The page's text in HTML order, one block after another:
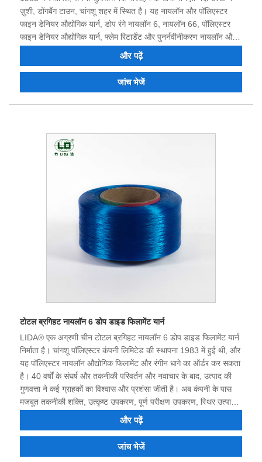
ज़ुशी, डोंगबैंग टाउन, चांगशू शहर में स्थित है। यह नायलॉन और पॉलिएस्टर
फाइन डेनियर औद्योगिक यार्न, डोप रंगे नायलॉन 6, नायलॉन 66, पॉलिएस्टर
फाइन डेनियर औद्योगिक यार्न, फ्लेम रिटार्डेंट और पुनर्नवीनीकरण नायलॉन और
पॉलिएस्टर फिलामेंट को एकीकृत करने वाला निर्माता है। आप पॉलिएस्टर नायलॉन
औद्योगिक फिलामेंट और रंगीन यार्न ऑर्डर कर सकते हैं। आशा है कि आपके साथ
और पढ़ें
जांच भेजें
टोटल ब्रगिहट नायलॉन 6 डोप डाइड फिलामेंट यार्न
LIDA® एक अग्रणी चीन टोटल ब्रगिहट नायलॉन 6 डोप डाइड फिलामेंट यार्न
निर्माता है। चांगशू पॉलिएस्टर कंपनी लिमिटेड की स्थापना 1983 में हुई थी, और
यह पॉलिएस्टर नायलॉन औद्योगिक फिलामेंट और रंगीन धागे का ऑर्डर कर सकता
है। 40 वर्षों के संघर्ष और तकनीकी परिवर्तन और नवाचार के बाद, उत्पाद की
गुणवत्ता ने कई ग्राहकों का विश्वास और प्रशंसा जीती है। अब कंपनी के पास
मजबूत तकनीकी शक्ति, उत्कृष्ट उपकरण, पूर्ण परीक्षण उपकरण, स्थिर उत्पाद
गुणवत्ता, अच्छी प्रतिष्ठा है और आयात और निर्यात का अधिकार है। हमें यकीन है
कि हम भविष्य में जीत-जीत की स्थिति बनाने के लिए मिलकर काम कर सकते हैं,
और हम चीन में आपके दीर्घकालिक भागीदार बनने के अवसर का स्वागत करते हैं।
और पढ़ें
जांच भेजें